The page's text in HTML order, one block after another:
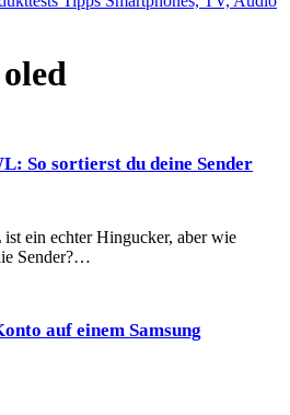
oled
So sortierst du deine Sender
ein echter Hingucker, aber wie
Sender?…
auf einem Samsung